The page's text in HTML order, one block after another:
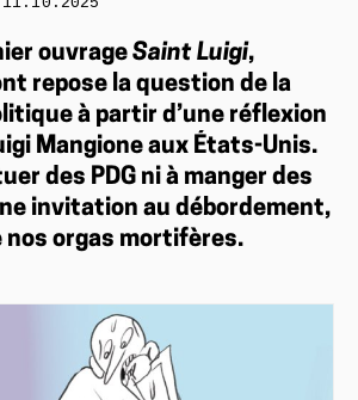
ouvrage Saint Luigi,
repose la question de la
à partir d’une réflexion
Mangione aux États-Unis.
des PDG ni à manger des
invitation au débordement,
nos orgas mortifères.